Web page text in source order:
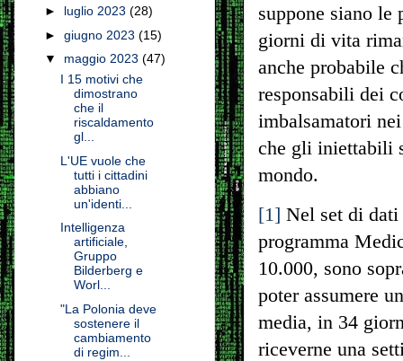
suppone siano
giorni di vita
anche probabile
responsabili dei
imbalsamatori
che gli iniettabili
mondo.
[1] Nel set di
programma
10.000, sono
poter assumere
media, in 34
riceverne una
► luglio 2023 (28)
► giugno 2023 (15)
▼ maggio 2023 (47)
I 15 motivi che
dimostrano
che il
riscaldamento
gl...
L'UE vuole che
tutti i cittadini
abbiano
un'identi...
Intelligenza
artificiale,
Gruppo
Bilderberg e
Worl...
"La Polonia deve
sostenere il
cambiamento
di regim...